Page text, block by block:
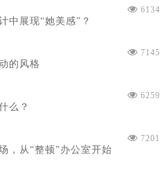
6134
中展现“她美感”？
7145
的风格
6259
么？
7201
，从“整顿”办公室开始